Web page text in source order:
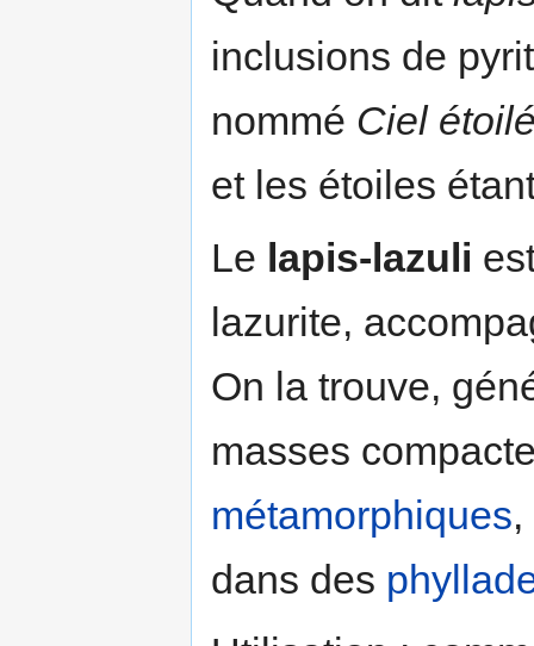
inclusions de
nommé Ciel
et les étoiles
Le lapis-lazuli
lazurite,
On la trouve,
masses
métamorphiques
dans des